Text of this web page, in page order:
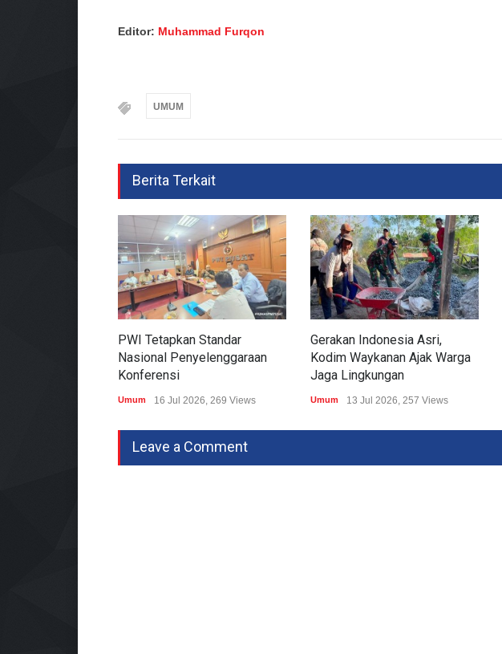
Editor: Muhammad Furqon
UMUM
Berita Terkait
PWI Tetapkan Standar
Nasional Penyelenggaraan
Konferensi
Umum 16 Jul 2026, 269 Views
Gerakan Indonesia Asri,
Kodim Waykanan Ajak Warga
Jaga Lingkungan
Umum 13 Jul 2026, 257 Views
Leave a Comment